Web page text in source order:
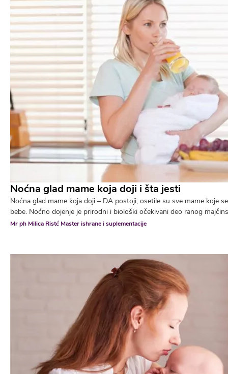
Noćna glad mame koja doji i šta jesti
Noćna glad mame koja doji – DA postoji, osetile su sve mame koje
bebe. Noćno dojenje je prirodni i biološki očekivani deo ranog
Mr ph Milica Ristć Master ishrane i suplementacije